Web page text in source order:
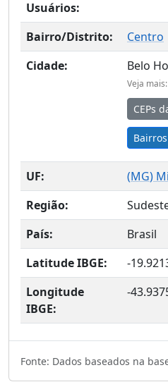
Usuários:
Bairro/Distrito:
Centro
Cidade:
Belo
Veja mais:
CEPs
UF: (MG)
Região:
País:
Brasil
Latitude IBGE:
-
Longitude
IBGE:
-
Fonte: Dados baseados na